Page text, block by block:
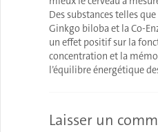
Des substances telles
Ginkgo biloba et la Co-
un effet positif sur la
concentration et la
l’équilibre énergétique
Laisser un